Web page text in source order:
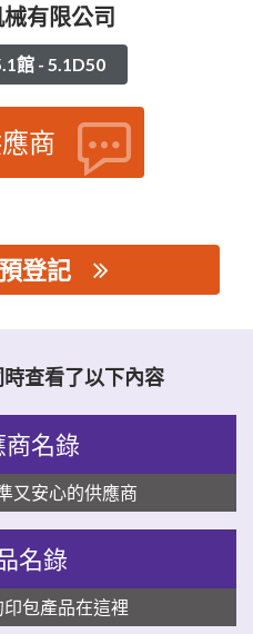
有限公司
館 - 5.1D50
商
登記
查看了以下內容
商名錄
又安心的供應商
名錄
包產品在這裡